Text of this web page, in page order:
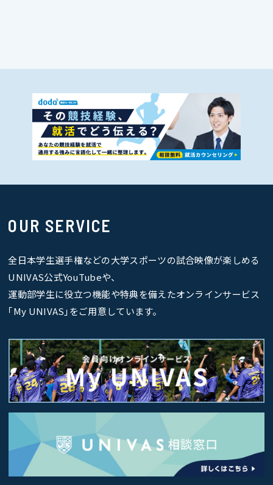
OUR SERVICE
全日本学生選手権などの大学スポーツの試合映像が楽しめる
UNIVAS公式YouTubeや、
運動部学生に役立つ機能や特典を備えたオンラインサービス
｢My UNIVAS｣をご用意しています。